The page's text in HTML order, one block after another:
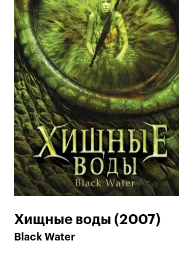
Хищные воды (2007)
Black Water